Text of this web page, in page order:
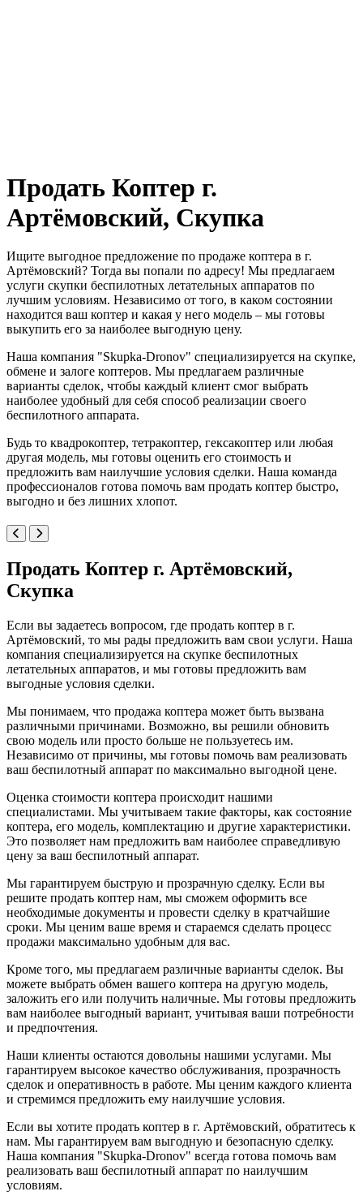
Продать Коптер г.
Артёмовский, Скупка
Ищите выгодное предложение по продаже коптера в г.
Артёмовский? Тогда вы попали по адресу! Мы предлагаем
услуги скупки беспилотных летательных аппаратов по
лучшим условиям. Независимо от того, в каком состоянии
находится ваш коптер и какая у него модель – мы готовы
выкупить его за наиболее выгодную цену.
Наша компания "Skupka-Dronov" специализируется на скупке,
обмене и залоге коптеров. Мы предлагаем различные
варианты сделок, чтобы каждый клиент смог выбрать
наиболее удобный для себя способ реализации своего
беспилотного аппарата.
Будь то квадрокоптер, тетракоптер, гексакоптер или любая
другая модель, мы готовы оценить его стоимость и
предложить вам наилучшие условия сделки. Наша команда
профессионалов готова помочь вам продать коптер быстро,
выгодно и без лишних хлопот.
Продать Коптер г. Артёмовский,
Скупка
Если вы задаетесь вопросом, где продать коптер в г.
Артёмовский, то мы рады предложить вам свои услуги. Наша
компания специализируется на скупке беспилотных
летательных аппаратов, и мы готовы предложить вам
выгодные условия сделки.
Мы понимаем, что продажа коптера может быть вызвана
различными причинами. Возможно, вы решили обновить
свою модель или просто больше не пользуетесь им.
Независимо от причины, мы готовы помочь вам реализовать
ваш беспилотный аппарат по максимально выгодной цене.
Оценка стоимости коптера происходит нашими
специалистами. Мы учитываем такие факторы, как состояние
коптера, его модель, комплектацию и другие характеристики.
Это позволяет нам предложить вам наиболее справедливую
цену за ваш беспилотный аппарат.
Мы гарантируем быструю и прозрачную сделку. Если вы
решите продать коптер нам, мы сможем оформить все
необходимые документы и провести сделку в кратчайшие
сроки. Мы ценим ваше время и стараемся сделать процесс
продажи максимально удобным для вас.
Кроме того, мы предлагаем различные варианты сделок. Вы
можете выбрать обмен вашего коптера на другую модель,
заложить его или получить наличные. Мы готовы предложить
вам наиболее выгодный вариант, учитывая ваши потребности
и предпочтения.
Наши клиенты остаются довольны нашими услугами. Мы
гарантируем высокое качество обслуживания, прозрачность
сделок и оперативность в работе. Мы ценим каждого клиента
и стремимся предложить ему наилучшие условия.
Если вы хотите продать коптер в г. Артёмовский, обратитесь к
нам. Мы гарантируем вам выгодную и безопасную сделку.
Наша компания "Skupka-Dronov" всегда готова помочь вам
реализовать ваш беспилотный аппарат по наилучшим
условиям.